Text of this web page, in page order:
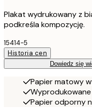
Plakat wydrukowany z
podkreśla kompozycję.
15414-5
Historia cen
Dowiedz się
Papier matowy
Wyprodukowane
Papier odporny